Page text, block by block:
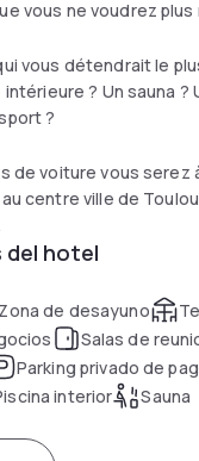
all year round, for a
your disposal.
vous ne voudrez
vous détendrait le
? Un sauna ?
?
de voiture vous serez
centre ville de
del hotel
Zona de desayuno
Salas de
Parking privado de
interior Sauna